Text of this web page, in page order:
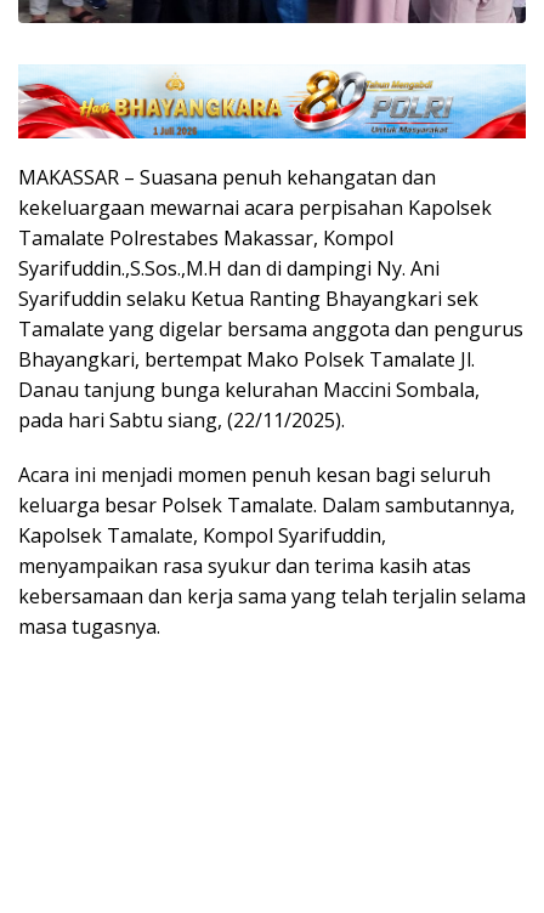
MAKASSAR – Suasana penuh kehangatan dan
kekeluargaan mewarnai acara perpisahan Kapolsek
Tamalate Polrestabes Makassar, Kompol
Syarifuddin.,S.Sos.,M.H dan di dampingi Ny. Ani
Syarifuddin selaku Ketua Ranting Bhayangkari sek
Tamalate yang digelar bersama anggota dan pengurus
Bhayangkari, bertempat Mako Polsek Tamalate Jl.
Danau tanjung bunga kelurahan Maccini Sombala,
pada hari Sabtu siang, (22/11/2025).
Acara ini menjadi momen penuh kesan bagi seluruh
keluarga besar Polsek Tamalate. Dalam sambutannya,
Kapolsek Tamalate, Kompol Syarifuddin,
menyampaikan rasa syukur dan terima kasih atas
kebersamaan dan kerja sama yang telah terjalin selama
masa tugasnya.